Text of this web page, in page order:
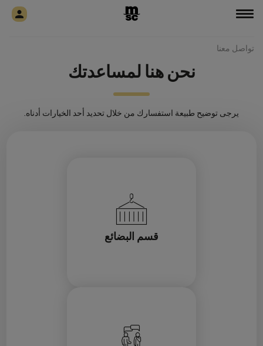
تواصل معنا
نحن هنا لمساعدتك
يرجى توضيح طبيعة استفسارك من خلال تحديد أحد الخيارات أدناه.
قسم البضائع